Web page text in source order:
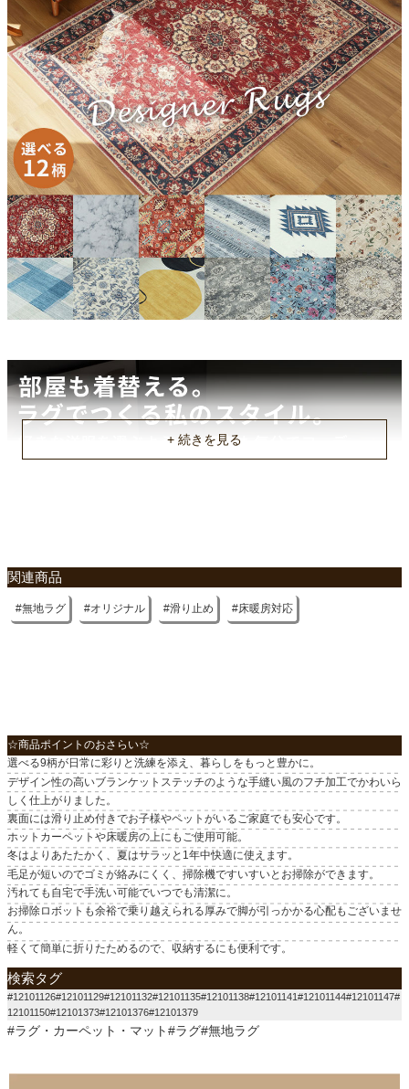
ポリエステル100％
裏生地
不織布(滑り止め付)
お手入れ方法
手洗いOK
原産国
中国
関連商品
無地ラグ オリジナル 滑り止め 床暖房対応
☆商品ポイントのおさらい☆
選べる9柄が日常に彩りと洗練を添え、暮らしをもっと豊かに。
デザイン性の高いブランケットステッチのような手縫い風のフチ加工でかわいら
しく仕上がりました。
裏面には滑り止め付きでお子様やペットがいるご家庭でも安心です。
ホットカーペットや床暖房の上にもご使用可能。
冬はよりあたたかく、夏はサラッと1年中快適に使えます。
毛足が短いのでゴミが絡みにくく、掃除機ですいすいとお掃除ができます。
汚れても自宅で手洗い可能でいつでも清潔に。
お掃除ロボットも余裕で乗り越えられる厚みで脚が引っかかる心配もございませ
ん。
軽くて簡単に折りたためるので、収納するにも便利です。
検索タグ
#12101126#12101129#12101132#12101135#12101138#12101141#12101144#12101147#
12101150#12101373#12101376#12101379
#ラグ・カーペット・マット#ラグ#無地ラグ